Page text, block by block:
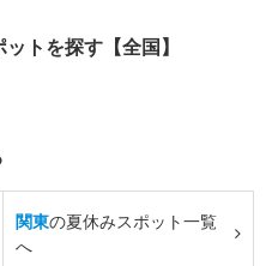
トを探す【全国】
関東の夏休みスポット一覧
へ